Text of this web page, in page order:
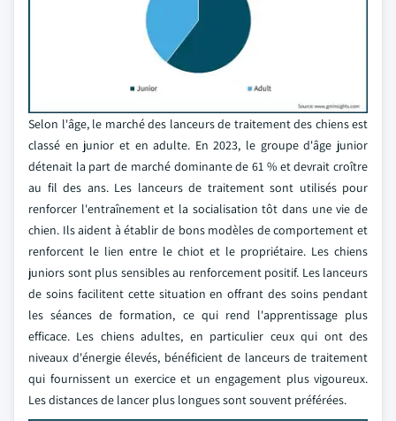
Selon l'âge, le marché des lanceurs de traitement des chiens est
classé en junior et en adulte. En 2023, le groupe d'âge junior
détenait la part de marché dominante de 61 % et devrait croître
au fil des ans. Les lanceurs de traitement sont utilisés pour
renforcer l'entraînement et la socialisation tôt dans une vie de
chien. Ils aident à établir de bons modèles de comportement et
renforcent le lien entre le chiot et le propriétaire. Les chiens
juniors sont plus sensibles au renforcement positif. Les lanceurs
de soins facilitent cette situation en offrant des soins pendant
les séances de formation, ce qui rend l'apprentissage plus
efficace. Les chiens adultes, en particulier ceux qui ont des
niveaux d'énergie élevés, bénéficient de lanceurs de traitement
qui fournissent un exercice et un engagement plus vigoureux.
Les distances de lancer plus longues sont souvent préférées.